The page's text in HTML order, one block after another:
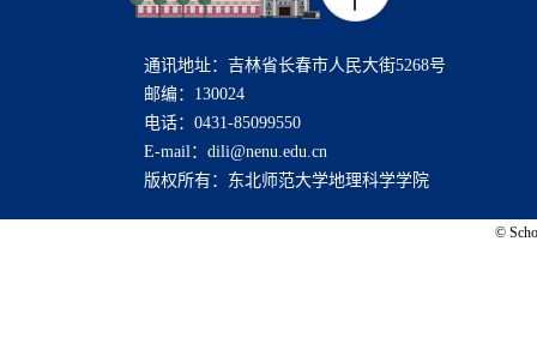
通讯地址：吉林省长春市人民大街5268号
邮编：130024
电话：0431-85099550
E-mail：dili@nenu.edu.cn
版权所有：东北师范大学地理科学学院
©